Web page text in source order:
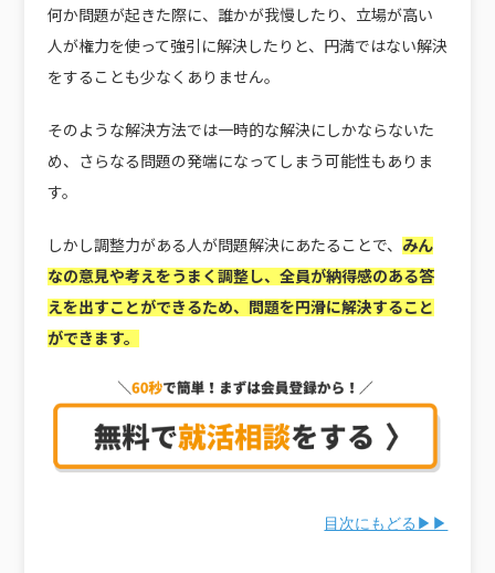
何か問題が起きた際に、誰かが我慢したり、立場が高い
人が権力を使って強引に解決したりと、円満ではない解決
をすることも少なくありません。
そのような解決方法では一時的な解決にしかならないた
め、さらなる問題の発端になってしまう可能性もありま
す。
しかし調整力がある人が問題解決にあたることで、 みん
なの意見や考えをうまく調整し、全員が納得感のある答
えを出すことができるため、問題を円滑に解決すること
ができます。
目次にもどる▶▶